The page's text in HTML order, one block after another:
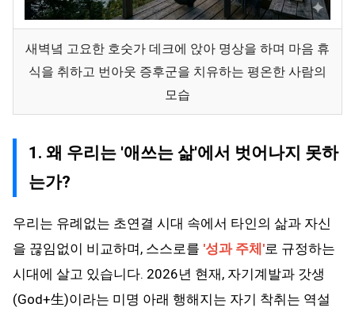
새벽녘 고요한 호숫가 데크에 앉아 명상을 하며 마음 휴
식을 취하고 번아웃 증후군을 치유하는 평온한 사람의
모습
1. 왜 우리는 '애쓰는 삶'에서 벗어나지 못하
는가?
우리는 유례없는 초연결 시대 속에서 타인의 삶과 자신
을 끊임없이 비교하며, 스스로를 '성과 주체'로 규정하는
시대에 살고 있습니다. 2026년 현재, 자기계발과 갓생
(God+生)이라는 미명 아래 행해지는 자기 착취는 역설